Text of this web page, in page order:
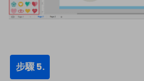
步驟 5.